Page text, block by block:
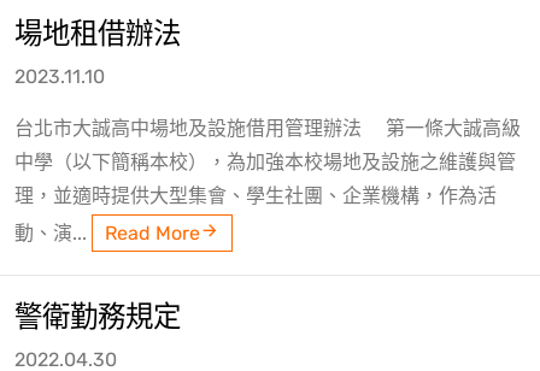
場地租借辦法
2023.11.10
台北市大誠高中場地及設施借用管理辦法 第一條大誠高級
中學（以下簡稱本校），為加強本校場地及設施之維護與管
理，並適時提供大型集會、學生社團、企業機構，作為活
動、演...
Read More
警衛勤務規定
2022.04.30